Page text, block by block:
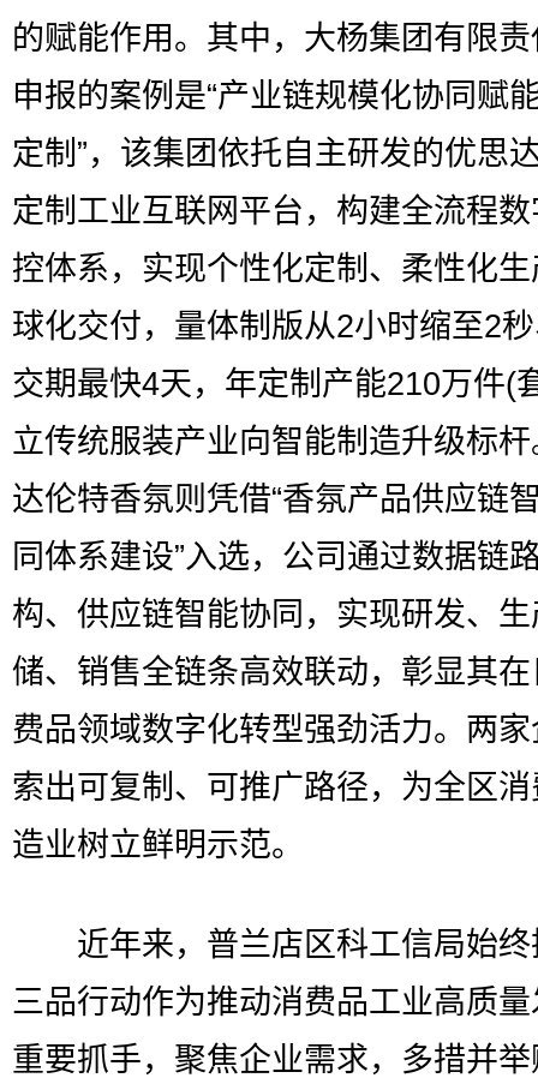
的赋能作用。其中，大杨集团有限
申报的案例是“产业链规模化协同赋
定制”，该集团依托自主研发的优思
定制工业互联网平台，构建全流程
控体系，实现个性化定制、柔性化
球化交付，量体制版从2小时缩至2
交期最快4天，年定制产能210万件(
立传统服装产业向智能制造升级标
达伦特香氛则凭借“香氛产品供应链
同体系建设”入选，公司通过数据链
构、供应链智能协同，实现研发、
储、销售全链条高效联动，彰显其
费品领域数字化转型强劲活力。两
索出可复制、可推广路径，为全区
造业树立鲜明示范。
近年来，普兰店区科工信局始终
三品行动作为推动消费品工业高质
重要抓手，聚焦企业需求，多措并